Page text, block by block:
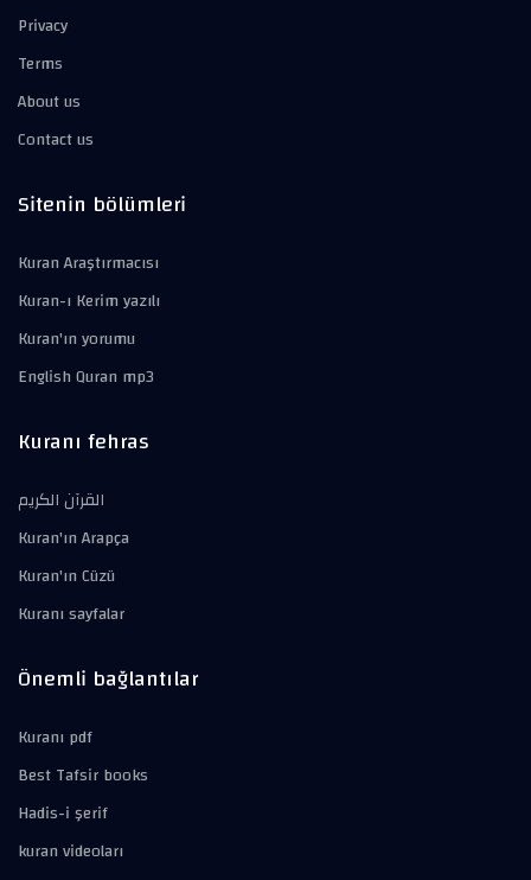
Privacy
Terms
About us
Contact us
Sitenin bölümleri
Kuran Araştırmacısı
Kuran-ı Kerim yazılı
Kuran'ın yorumu
English Quran mp3
Kuranı fehras
القرآن الكريم
Kuran'ın Arapça
Kuran'ın Cüzü
Kuranı sayfalar
Önemli bağlantılar
Kuranı pdf
Best Tafsir books
Hadis-i şerif
kuran videoları